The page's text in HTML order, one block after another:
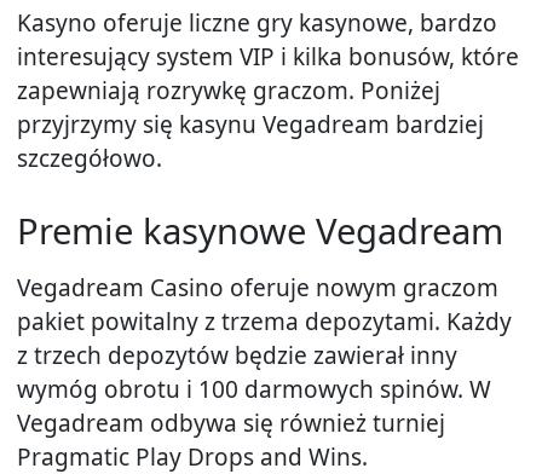
Kasyno oferuje liczne gry kasynowe, bardzo
interesujący system VIP i kilka bonusów, które
zapewniają rozrywkę graczom. Poniżej
przyjrzymy się kasynu Vegadream bardziej
szczegółowo.
Premie kasynowe Vegadream
Vegadream Casino oferuje nowym graczom
pakiet powitalny z trzema depozytami. Każdy
z trzech depozytów będzie zawierał inny
wymóg obrotu i 100 darmowych spinów. W
Vegadream odbywa się również turniej
Pragmatic Play Drops and Wins.